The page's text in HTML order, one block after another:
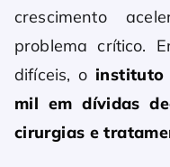
crescimento
problema crítico.
difíceis, o instituto
mil em dívidas
cirurgias e